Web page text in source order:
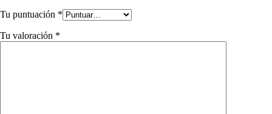
Tu puntuación *
Tu valoración *